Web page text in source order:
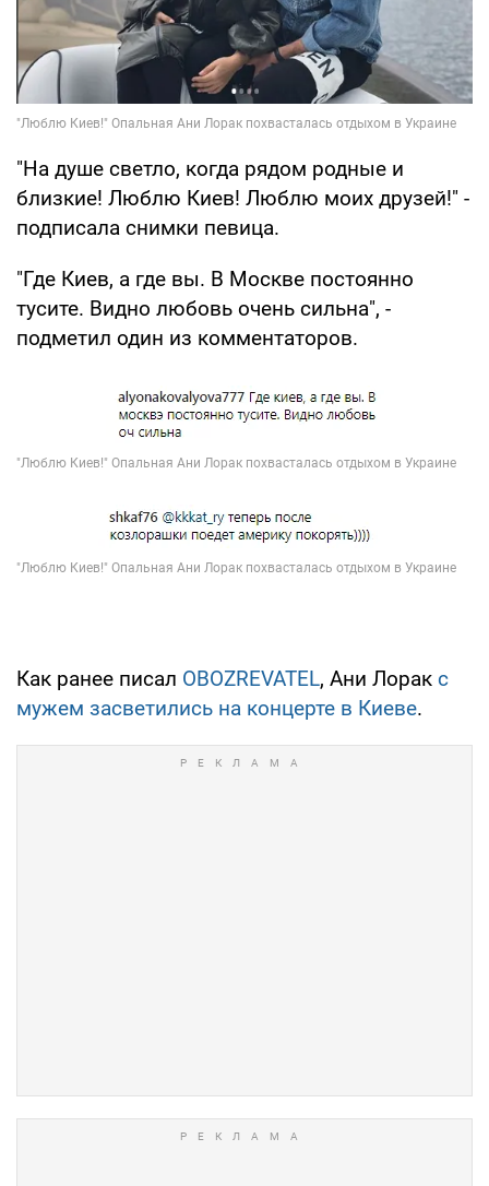
"На душе светло, когда рядом родные и
близкие! Люблю Киев! Люблю моих друзей!" -
подписала снимки певица.
"Где Киев, а где вы. В Москве постоянно
тусите. Видно любовь очень сильна", -
подметил один из комментаторов.
Как ранее писал OBOZREVATEL, Ани Лорак с
мужем засветились на концерте в Киеве.